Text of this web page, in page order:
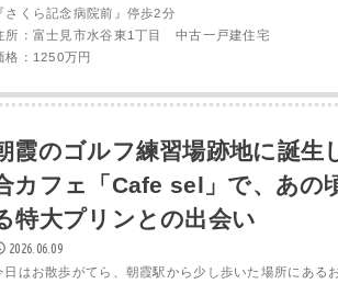
さくら記念病院前』停歩2分
所：富士見市水谷東1丁目 中古一戸建住宅
格：1250万円
霞のゴルフ練習場跡地に誕生
カフェ「Cafe sel」で、あの
特大プリンとの出会い
2026.06.09
日はお散歩がてら、朝霞駅から少し歩いた場所にある